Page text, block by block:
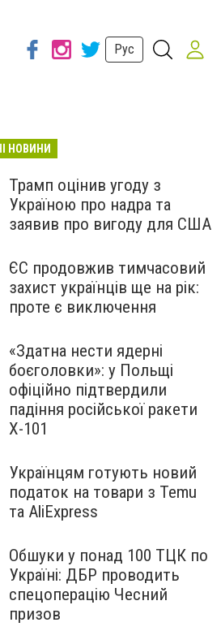
Рус
НОВИНИ
Трамп оцінив угоду з
Україною про надра та
заявив про вигоду для США
ЄС продовжив тимчасовий
захист українців ще на рік:
проте є виключення
«Здатна нести ядерні
боєголовки»: у Польщі
офіційно підтвердили
падіння російської ракети
Х-101
Українцям готують новий
податок на товари з Temu
та AliExpress
Обшуки у понад 100 ТЦК по
Україні: ДБР проводить
спецоперацію Чесний
призов